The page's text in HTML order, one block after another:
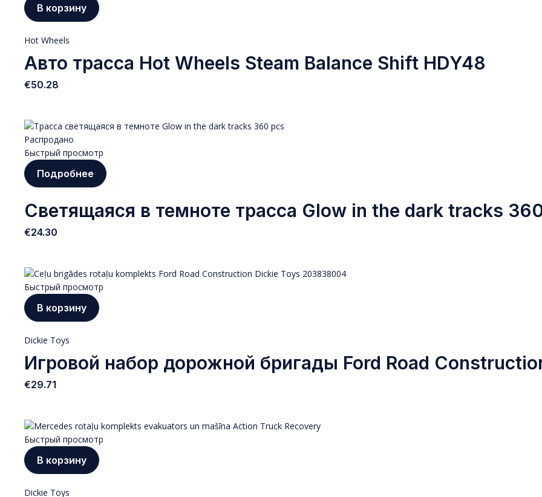
В корзину
Hot Wheels
Авто трасса Hot Wheels Steam Balance Shift HDY48
€50.28
Распродано
Быстрый просмотр
Подробнее
Светящаяся в темноте трасса Glow in the dark tracks
€24.30
Быстрый просмотр
В корзину
Dickie Toys
Игровой набор дорожной бригады Ford Road
€29.71
Быстрый просмотр
В корзину
Dickie Toys